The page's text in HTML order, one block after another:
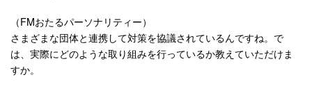
（FMおたるパーソナリティー）
さまざまな団体と連携して対策を協議されているんですね。で
は、実際にどのような取り組みを行っているか教えていただけま
すか。